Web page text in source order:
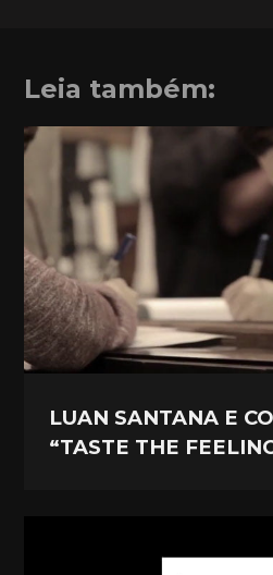
Leia também:
LUAN SANTANA E
“TASTE THE